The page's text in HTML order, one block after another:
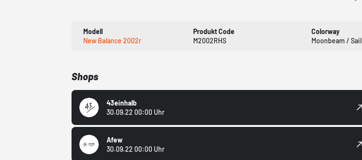
Modell
New Balance 2002r
Produkt Code
M2002RHS
Colorway
Moonbeam / Sail
Shops
43einhalb
30.09.22 00:00 Uhr
Afew
30.09.22 00:00 Uhr